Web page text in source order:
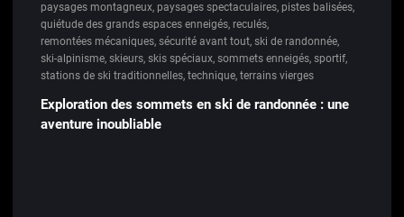
paysages montagneux, paysages spectaculaires, pistes balisées,
quiétude des grands espaces enneigés, reculés,
remontées mécaniques, sécurité avant tout, ski de randonnée,
ski-alpinisme, skieurs, skis spéciaux, sommets enneigés, sportif,
stations de ski traditionnelles, technique, terrains vierges
Exploration des sommets en ski de randonnée : une
aventure inoubliable